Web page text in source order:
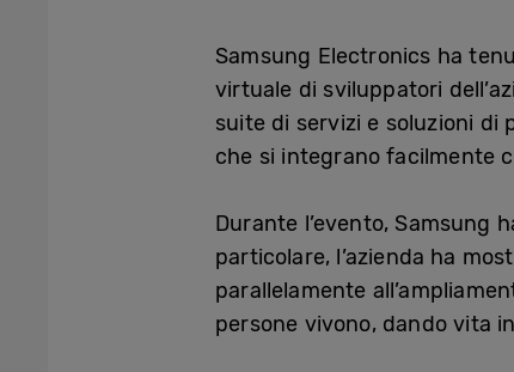
Samsung Electronics ha
virtuale di sviluppatori
suite di servizi e soluzioni di
che si integrano facilmente
Durante l’evento, Samsung
particolare, l’azienda ha
parallelamente
persone vivono, dando vita